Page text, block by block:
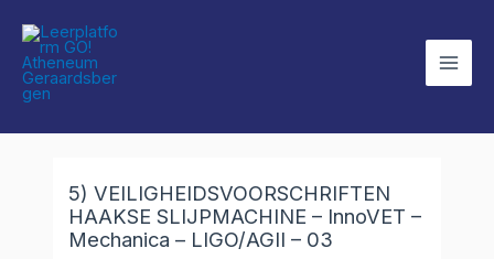
naar
inhoud
5) VEILIGHEIDSVOORSCHRIFTEN
HAAKSE SLIJPMACHINE – InnoVET –
Mechanica – LIGO/AGII – 03